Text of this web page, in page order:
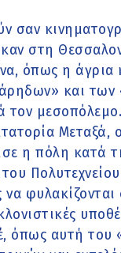
σαν
στη
όπως η άγρια
και
τον μεσοπόλεμο.
Μεταξά,
η πόλη κατά
όπως αυτή